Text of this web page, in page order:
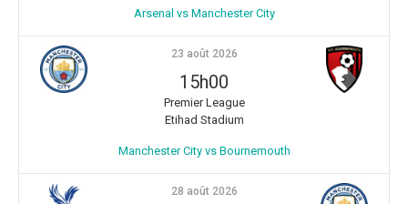
Arsenal vs Manchester City
23 août 2026
15h00
Premier League
Etihad Stadium
Manchester City vs Bournemouth
28 août 2026